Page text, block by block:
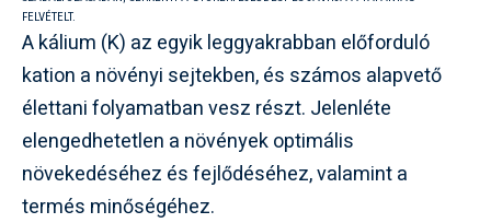
FELVÉTELT.
A kálium (K) az egyik leggyakrabban előforduló
kation a növényi sejtekben, és számos alapvető
élettani folyamatban vesz részt. Jelenléte
elengedhetetlen a növények optimális
növekedéséhez és fejlődéséhez, valamint a
termés minőségéhez.